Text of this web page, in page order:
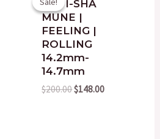
韓國 I-SHA
MUNE |
FEELING |
ROLLING
14.2mm-
14.7mm
$200.00
price
was:
$200.00.
$148.00